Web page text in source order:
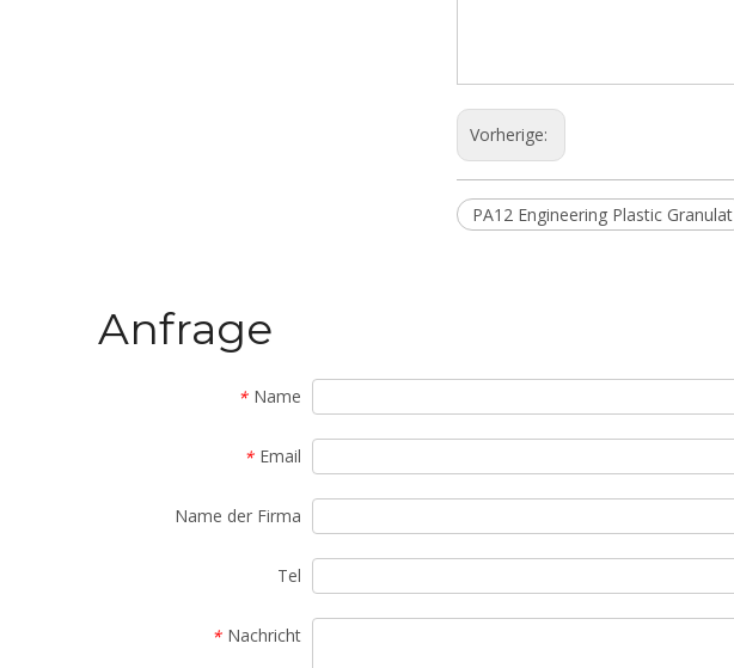
Vorherige:
PA12 Engineering Plastic Granulat
Anfrage
* Name
* Email
Name der Firma
Tel
* Nachricht